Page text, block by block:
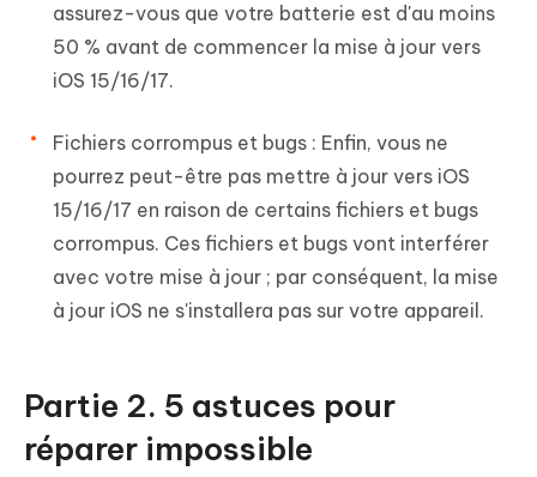
assurez-vous que votre batterie est d'au moins
50 % avant de commencer la mise à jour vers
iOS 15/16/17.
Fichiers corrompus et bugs : Enfin, vous ne
pourrez peut-être pas mettre à jour vers iOS
15/16/17 en raison de certains fichiers et bugs
corrompus. Ces fichiers et bugs vont interférer
avec votre mise à jour ; par conséquent, la mise
à jour iOS ne s'installera pas sur votre appareil.
Partie 2. 5 astuces pour
réparer impossible